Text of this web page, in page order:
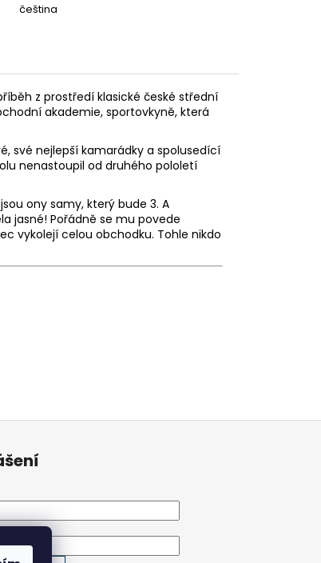
čeština
z prostředí klasické české střední
akademie, sportovkyně, která
své nejlepší kamarádky a spolusedící
nenastoupil od druhého pololetí
ony samy, který bude 3. A
jasné! Pořádně se mu povede
vykolejí celou obchodku. Tohle nikdo